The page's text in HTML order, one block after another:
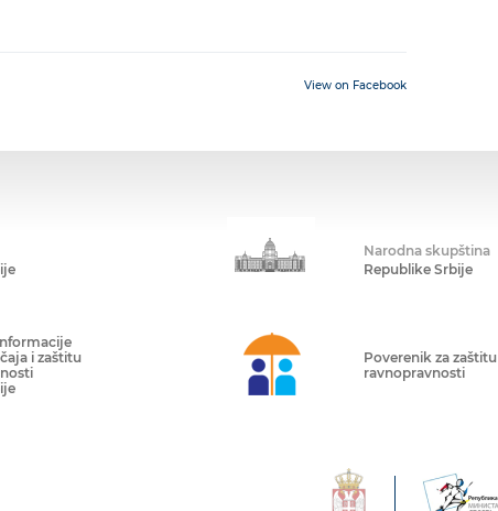
View on Facebook
Narodna skupština
Republike Srbije
i zaštitu
Poverenik za zaštitu
ravnopravnosti